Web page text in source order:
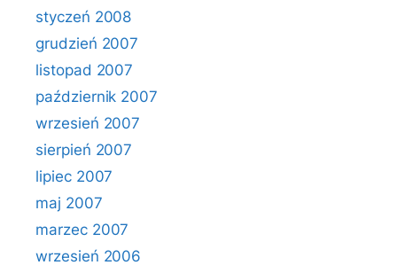
styczeń 2008
grudzień 2007
listopad 2007
październik 2007
wrzesień 2007
sierpień 2007
lipiec 2007
maj 2007
marzec 2007
wrzesień 2006